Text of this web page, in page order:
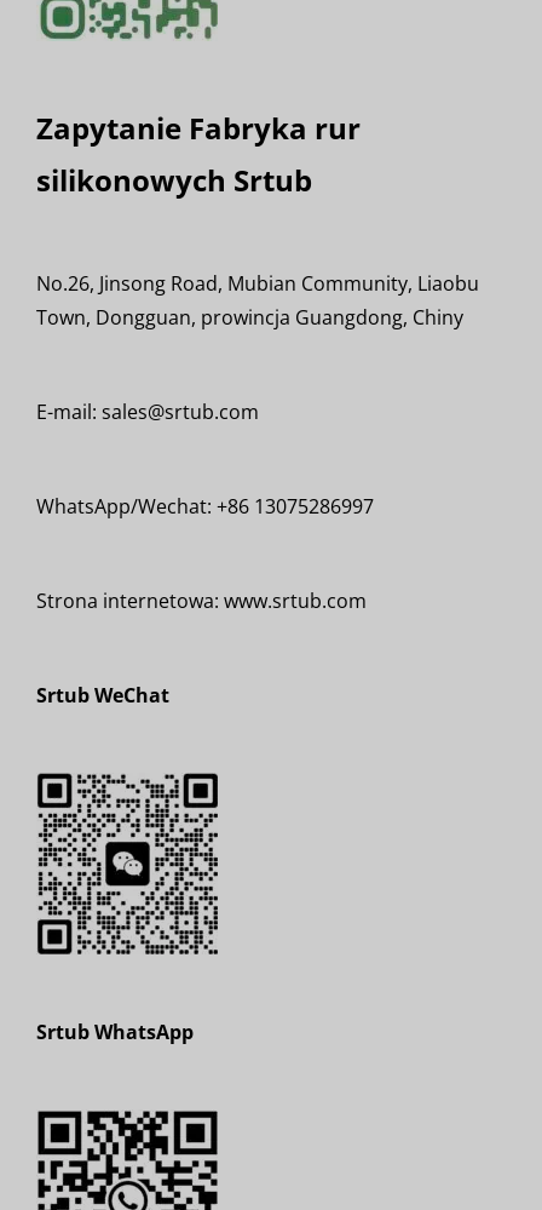
Zapytanie Fabryka rur
silikonowych Srtub
No.26, Jinsong Road, Mubian Community, Liaobu
Town, Dongguan, prowincja Guangdong, Chiny
E-mail: sales@srtub.com
WhatsApp/Wechat: +86 13075286997
Strona internetowa: www.srtub.com
Srtub WeChat
Srtub WhatsApp